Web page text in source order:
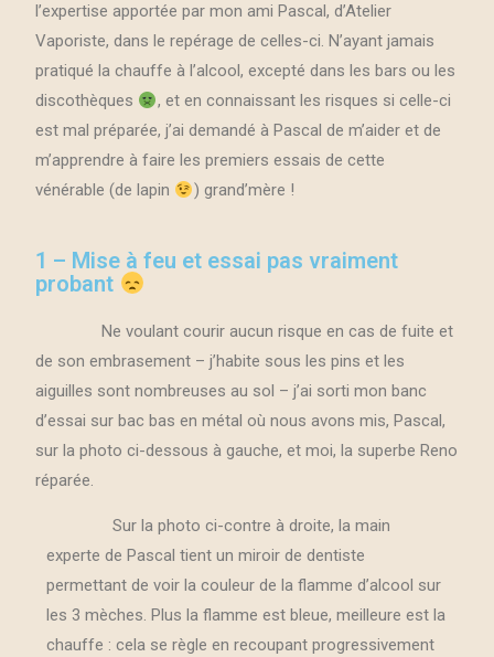
l’expertise apportée par mon ami Pascal, d’Atelier
Vaporiste, dans le repérage de celles-ci. N’ayant jamais
pratiqué la chauffe à l’alcool, excepté dans les bars ou les
discothèques
, et en connaissant les risques si celle-ci
est mal préparée, j’ai demandé à Pascal de m’aider et de
m’apprendre à faire les premiers essais de cette
vénérable (de lapin
) grand’mère !
1 – Mise à feu et essai pas vraiment
probant
Ne voulant courir aucun risque en cas de fuite et
de son embrasement – j’habite sous les pins et les
aiguilles sont nombreuses au sol – j’ai sorti mon banc
d’essai sur bac bas en métal où nous avons mis, Pascal,
sur la photo ci-dessous à gauche, et moi, la superbe Reno
réparée.
Sur la photo ci-contre à droite, la main
experte de Pascal tient un miroir de dentiste
permettant de voir la couleur de la flamme d’alcool sur
les 3 mèches. Plus la flamme est bleue, meilleure est la
chauffe : cela se règle en recoupant progressivement